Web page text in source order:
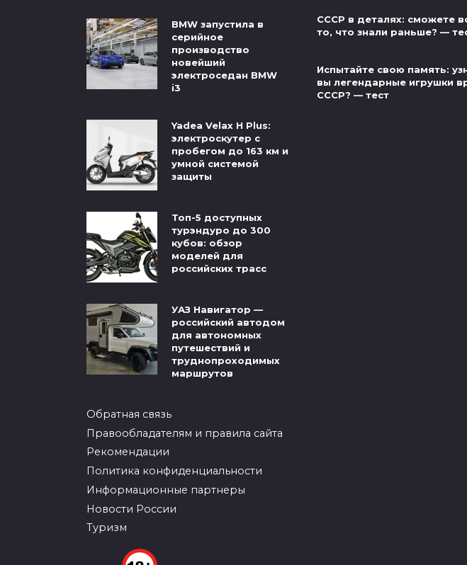
BMW запустила в
серийное
производство
новейший
электроседан BMW
i3
Yadea Velax H Plus:
электроскутер с
пробегом до 163 км и
умной системой
защиты
Топ-5 доступных
турэндуро до 300
кубов: обзор
моделей для
российских трасс
УАЗ Навигатор —
российский автодом
для автономных
путешествий и
труднопроходимых
маршрутов
Обратная связь
Правообладателям и правила сайта
Рекомендации
Политика конфиденциальности
Информационные партнеры
Новости России
Туризм
СССР в деталях: сможете
то, что знали раньше? —
Испытайте свою память:
вы легендарные игрушки
СССР? — тест